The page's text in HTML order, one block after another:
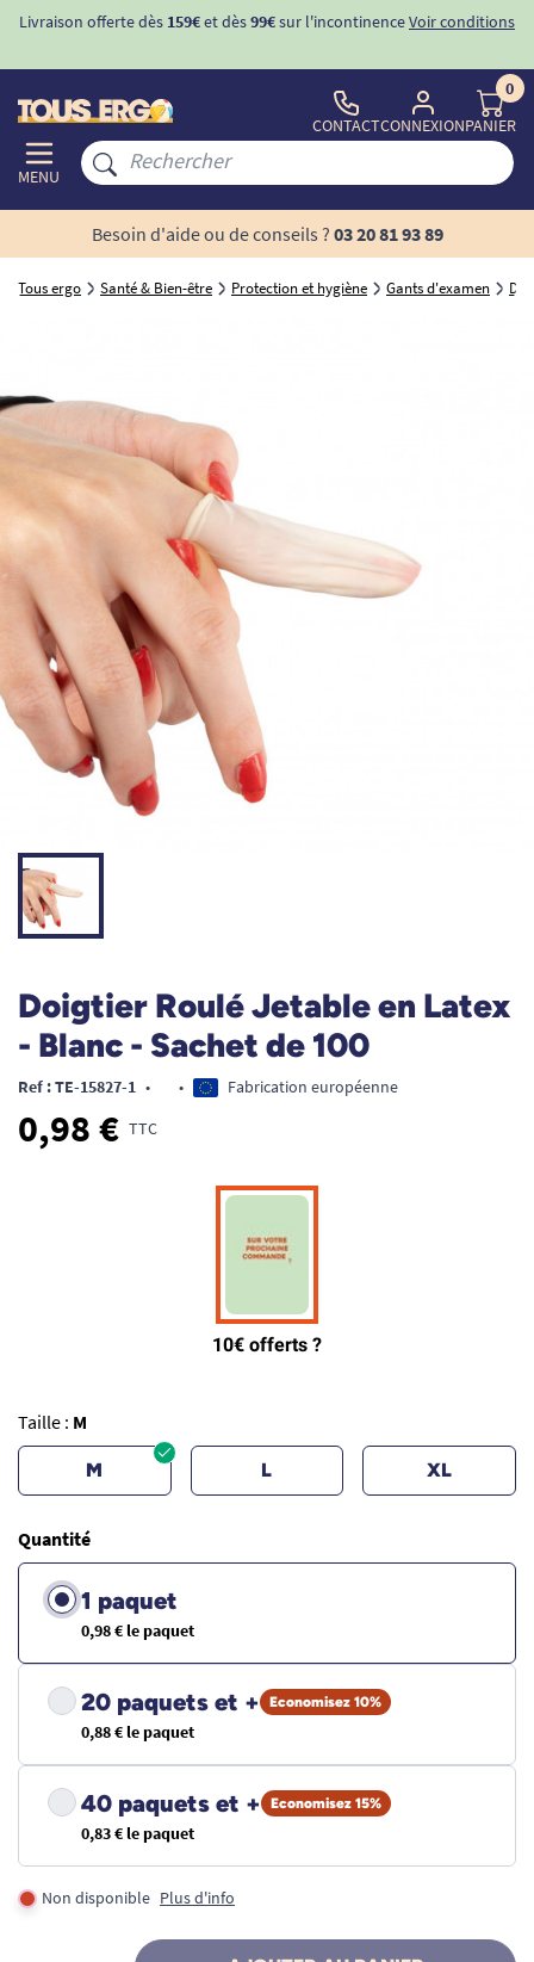
Livraison offerte dès 159€et dès99€sur l'incontinenceVoir conditions
MENU
CONTACTCONNEXION
0
PANIER
Besoin d'aide ou de conseils ? 03 20 81 93 89
Tous ergo Santé & Bien-être Protection et hygiène Gants d'examen
Doigtier Roulé Jetable en Latex
- Blanc - Sachet de 100
Ref : TE-15827-1 • • Fabrication européenne
0,98 € TTC
Taille : M
M L XL
Quantité
1 paquet
0,98 € le paquet
20 paquets et + Economisez 10%
0,88 € le paquet
40 paquets et + Economisez 15%
0,83 € le paquet
Non disponible Plus d'info